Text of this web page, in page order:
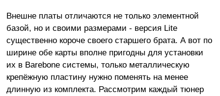
Внешне платы отличаются не только элементной
базой, но и своими размерами - версия Lite
существенно короче своего старшего брата. А вот по
ширине обе карты вполне пригодны для установки
их в Barebone системы, только металлическую
крепёжную пластину нужно поменять на менее
длинную из комплекта. Рассмотрим каждый тюнер